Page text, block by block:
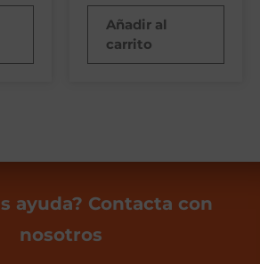
Añadir al
carrito
ayuda? Contacta con
nosotros